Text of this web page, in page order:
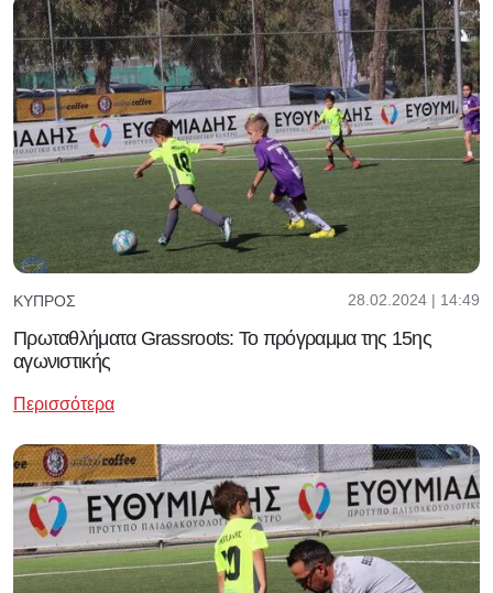
ΚΎΠΡΟΣ 28.02.2024 | 14:49
Πρωταθλήματα Grassroots: Το πρόγραμμα της 15ης
αγωνιστικής
Περισσότερα